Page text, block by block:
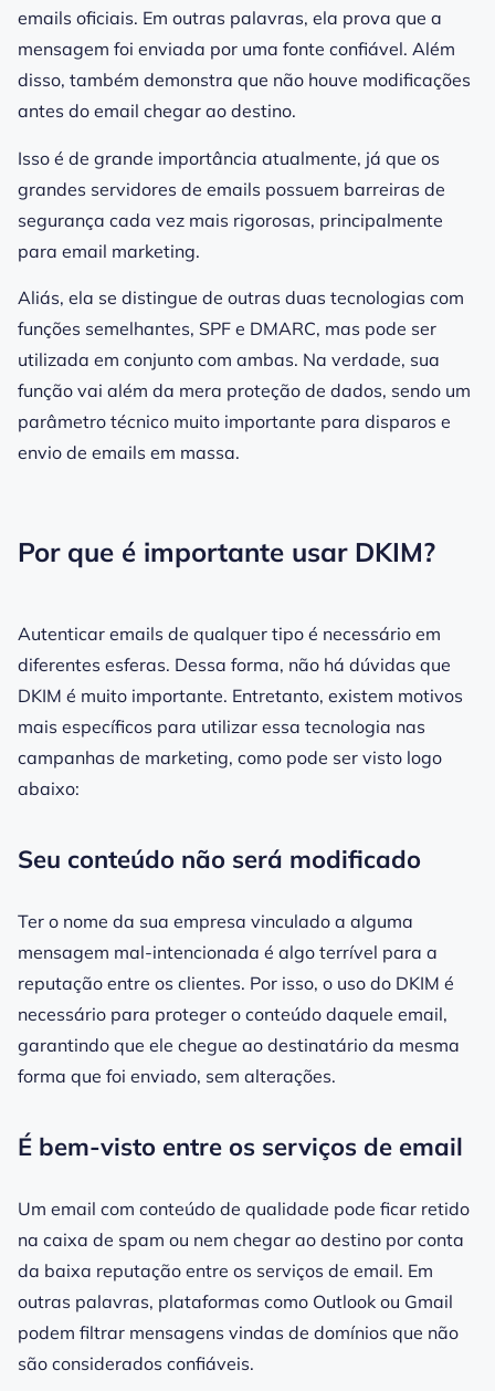
emails oficiais. Em outras palavras, ela prova que a
mensagem foi enviada por uma fonte confiável. Além
disso, também demonstra que não houve modificações
antes do email chegar ao destino.
Isso é de grande importância atualmente, já que os
grandes servidores de emails possuem barreiras de
segurança cada vez mais rigorosas, principalmente
para email marketing.
Aliás, ela se distingue de outras duas tecnologias com
funções semelhantes, SPF e DMARC, mas pode ser
utilizada em conjunto com ambas. Na verdade, sua
função vai além da mera proteção de dados, sendo um
parâmetro técnico muito importante para disparos e
envio de emails em massa.
Por que é importante usar DKIM?
Autenticar emails de qualquer tipo é necessário em
diferentes esferas. Dessa forma, não há dúvidas que
DKIM é muito importante. Entretanto, existem motivos
mais específicos para utilizar essa tecnologia nas
campanhas de marketing, como pode ser visto logo
abaixo:
Seu conteúdo não será modificado
Ter o nome da sua empresa vinculado a alguma
mensagem mal-intencionada é algo terrível para a
reputação entre os clientes. Por isso, o uso do DKIM é
necessário para proteger o conteúdo daquele email,
garantindo que ele chegue ao destinatário da mesma
forma que foi enviado, sem alterações.
É bem-visto entre os serviços de email
Um email com conteúdo de qualidade pode ficar retido
na caixa de spam ou nem chegar ao destino por conta
da baixa reputação entre os serviços de email. Em
outras palavras, plataformas como Outlook ou Gmail
podem filtrar mensagens vindas de domínios que não
são considerados confiáveis.